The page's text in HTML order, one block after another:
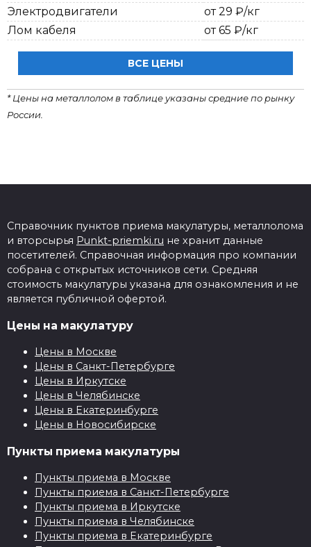
Электродвигатели
от 29 ₽/кг
Лом кабеля
от 65 ₽/кг
ВСЕ ЦЕНЫ
* Цены на металлолом в таблице указаны средние по рынку
России.
Справочник пунктов приема макулатуры, металлолома
и вторсырья Punkt-priemki.ru не хранит данные
посетителей. Справочная информация про компании
собрана с открытых источников сети. Средняя
стоимость макулатуры указана для ознакомления и не
является публичной офертой.
Цены на макулатуру
Цены в Москве
Цены в Санкт-Петербурге
Цены в Иркутске
Цены в Челябинске
Цены в Екатеринбурге
Цены в Новосибирске
Пункты приема макулатуры
Пункты приема в Москве
Пункты приема в Санкт-Петербурге
Пункты приема в Иркутске
Пункты приема в Челябинске
Пункты приема в Екатеринбурге